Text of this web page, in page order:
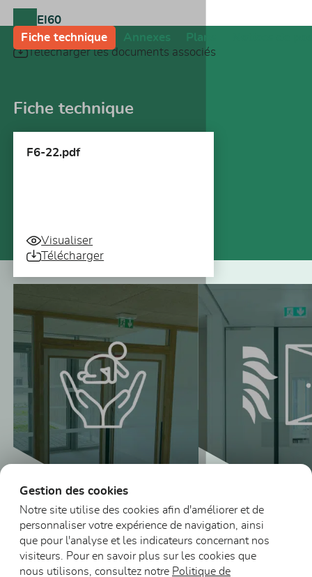
EI60
Télécharger les documents associés
Fiche technique Annexes Plans
Fiche technique
F6-22.pdf
Visualiser
Télécharger
Blocs-portes vitrés
en bois Petite
enfance
Blocs-portes
Gestion des cookies
Notre site utilise des cookies afin d'améliorer et de
personnaliser votre expérience de navigation, ainsi
que pour l'analyse et les indicateurs concernant nos
visiteurs. Pour en savoir plus sur les cookies que
nous utilisons, consultez notre Politique de